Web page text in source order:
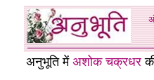
अनुभूति में अशोक चक्रधर